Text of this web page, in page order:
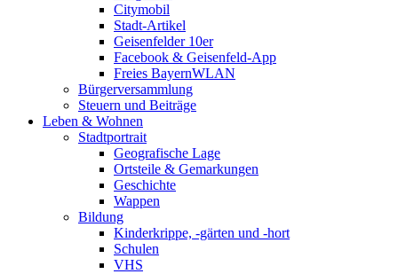
Citymobil
Stadt-Artikel
Geisenfelder 10er
Facebook & Geisenfeld-App
Freies BayernWLAN
Bürgerversammlung
Steuern und Beiträge
Leben & Wohnen
Stadtportrait
Geografische Lage
Ortsteile & Gemarkungen
Geschichte
Wappen
Bildung
Kinderkrippe, -gärten und -hort
Schulen
VHS